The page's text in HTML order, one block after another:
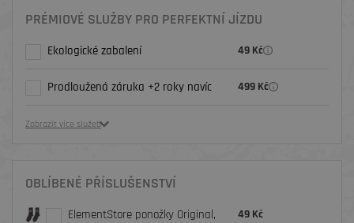
PRÉMIOVÉ SLUŽBY PRO PERFEKTNÍ JÍZDU
Ekologické zabalení 49 Kč
Prodloužená záruka +2 roky navíc 499 Kč
Zobrazit více služeb
OBLÍBENÉ PŘÍSLUŠENSTVÍ
ElementStore ponožky Original,
49 Kč